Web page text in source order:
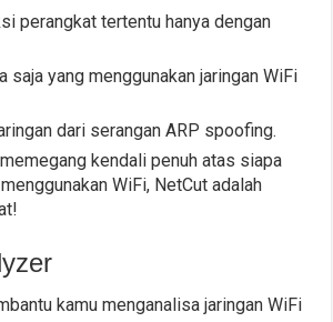
perangkat tertentu hanya dengan
saja yang menggunakan jaringan WiFi
dari serangan ARP spoofing.
kendali penuh atas siapa
WiFi, NetCut adalah
kamu menganalisa jaringan WiFi